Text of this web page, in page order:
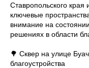
Ставропольского
ключевые
внимание на
решениях в области
🌳 Сквер на улице
благоустройства